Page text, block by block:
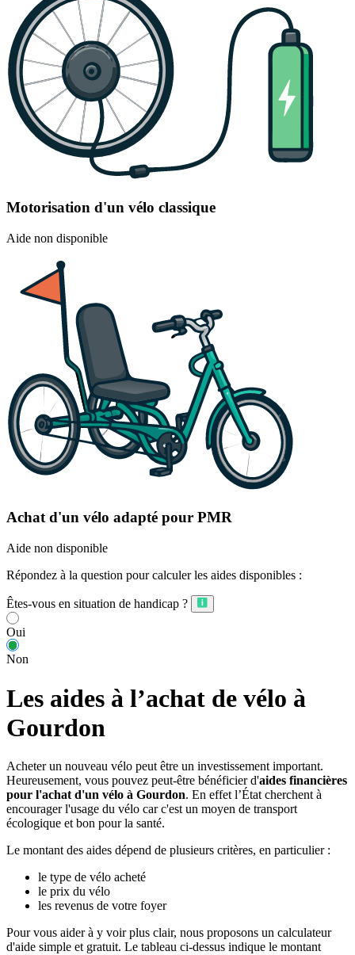
Motorisation d'un vélo classique
Aide non disponible
Achat d'un vélo adapté pour PMR
Aide non disponible
Répondez à la question pour calculer les aides disponibles :
Êtes-vous en situation de handicap ?
Oui
Non
Les aides à l’achat de vélo à
Gourdon
Acheter un nouveau vélo peut être un investissement important.
Heureusement, vous pouvez peut-être bénéficier d'aides financières
pour l'achat d'un vélo à Gourdon. En effet l’État cherchent à
encourager l'usage du vélo car c'est un moyen de transport
écologique et bon pour la santé.
Le montant des aides dépend de plusieurs critères, en particulier :
le type de vélo acheté
le prix du vélo
les revenus de votre foyer
Pour vous aider à y voir plus clair, nous proposons un calculateur
d'aide simple et gratuit. Le tableau ci-dessus indique le montant